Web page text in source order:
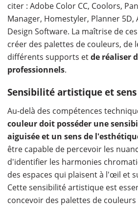
citer : Adobe Color CC, Coolors,
Manager, Homestyler, Planner 5D,
Design Software. La maîtrise de
créer des palettes de couleurs, de
différents supports etde réaliser
professionnels.
Sensibilité artistique et
Au-delà des compétences
couleur doit posséder une
aiguisée et un sens de
être capable de percevoir les
d'identifier les harmonies
des espaces qui plaisent à l'œil et
Cette sensibilité artistique est
concevoir des palettes de